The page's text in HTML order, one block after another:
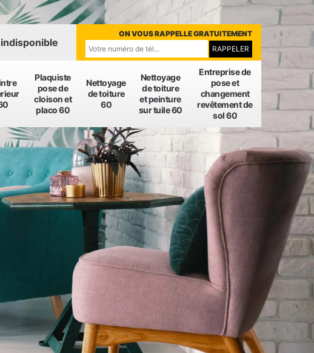
Plaquiste
pose de
cloison et
placo 60
Nettoyage
de toiture
60
Nettoyage
de toiture
et peinture
sur tuile 60
Entreprise de
pose et
changement
revêtement de
sol 60
indisponible
ON VOUS RAPPELLE GRATUITEMENT